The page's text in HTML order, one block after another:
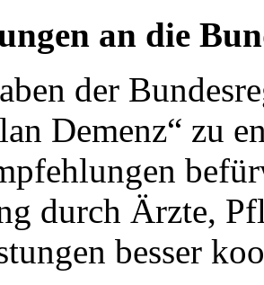
an die
der
Demenz“ zu
durch Ärzte,
besser